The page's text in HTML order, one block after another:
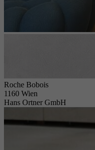
Roche Bobois
1160 Wien
Hans Ortner GmbH